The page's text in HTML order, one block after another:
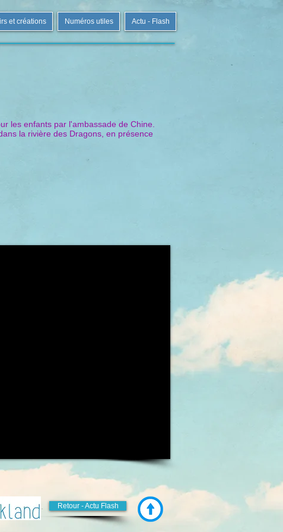
et créations Numéros utiles Actu - Flash
les enfants par l'ambassade de Chine.
la rivière des Dragons, en présence
Retour - Actu Flash